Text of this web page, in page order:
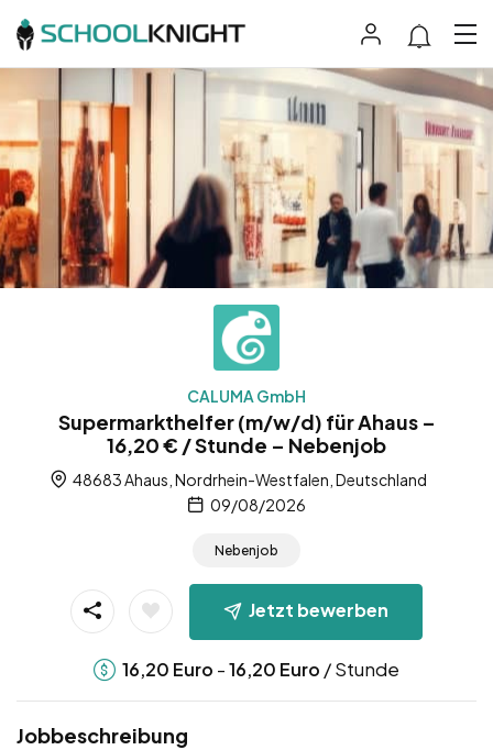
CALUMA GmbH
Supermarkthelfer (m/w/d) für Ahaus –
16,20 € / Stunde – Nebenjob
48683 Ahaus, Nordrhein-Westfalen, Deutschland
09/08/2026
Nebenjob
Jetzt bewerben
16,20 Euro -16,20 Euro / Stunde
Jobbeschreibung